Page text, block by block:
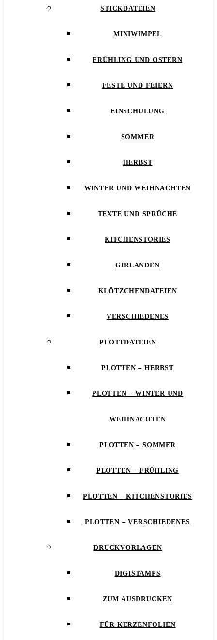
STICKDATEIEN
MINIWIMPEL
FRÜHLING UND OSTERN
FESTE UND FEIERN
EINSCHULUNG
SOMMER
HERBST
WINTER UND WEIHNACHTEN
TEXTE UND SPRÜCHE
KITCHENSTORIES
GIRLANDEN
KLÖTZCHENDATEIEN
VERSCHIEDENES
PLOTTDATEIEN
PLOTTEN – HERBST
PLOTTEN – WINTER UND
WEIHNACHTEN
PLOTTEN – SOMMER
PLOTTEN – FRÜHLING
PLOTTEN – KITCHENSTORIES
PLOTTEN – VERSCHIEDENES
DRUCKVORLAGEN
DIGISTAMPS
ZUM AUSDRUCKEN
FÜR KERZENFOLIEN